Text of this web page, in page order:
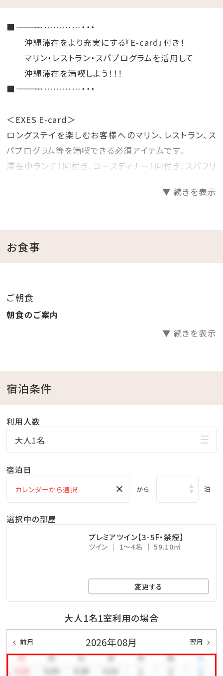
■―――――――――――――――――……………・・・
沖縄滞在をより充実にする『E-card』付き！
マリン・レストラン・スパプログラムを活用して
沖縄滞在を満喫しよう！！！
■―――――――――――――――――……………・・・
＜EXES E-card＞
ロングステイを楽しむお客様へのマリン、レストラン、ス
パプログラム等を満喫できる必須アイテムです。
滞在中ランチ1回付き、コースディナー1回付き、スパフリ
SERVICE＞のページよりご確認下さい。
が行います。)
・バスローブ・ビーチパーカー・セパレートタイプのナイ
＜館内施設のご案内＞
付 21：30）
・インドアプールご利用無料 ⇒ 8：00～22：00
00／7～9月 9：00～22：00(ナイトプール実施期間）
※屋外プールのご利用は、時期により営業時間が変更
・エステサロン「CREER DU SPA」 ⇒ 10：00～
21：00（最終受付20：00）※年中無休
・コインランドリー （有料） ⇒ 24時間営業（3階）
※全室禁煙ルームでございます。
※レストラン「天」のディナーをご希望の場合は、前日ま
での予約をお願い致します。
公式ホームページより、「Dinner」→「詳細を見る」よ
▼ 続きを表示
お食事
ご朝食
朝食のご案内
▼ 続きを表示
宿泊条件
利用人数
大人1名
宿泊日
× から 泊
選択中の部屋
プレミアツイン【3-5F・禁煙】
ツイン 1～4名 59.10㎡
変更する
大人1名1室利用の場合
前月 2026年08月 翌月